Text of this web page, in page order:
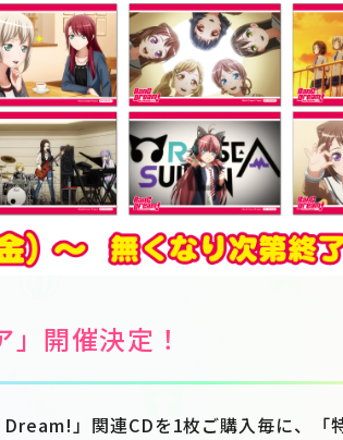
開催決定！
」関連CDを1枚ご購入毎に、「